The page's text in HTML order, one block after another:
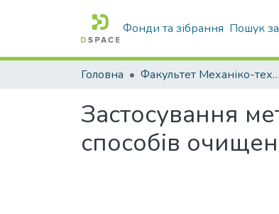
Фонди та зібрання Пошук
Головна Факультет Механіко-технологічний
Застосування
способів